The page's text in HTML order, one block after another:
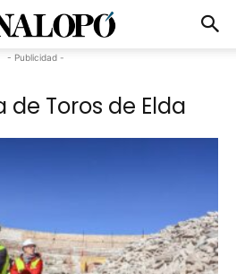
- Publicidad -
de Toros de Elda